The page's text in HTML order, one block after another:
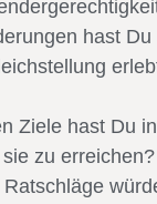
hast
Ziele hast Du
zu erreichen?